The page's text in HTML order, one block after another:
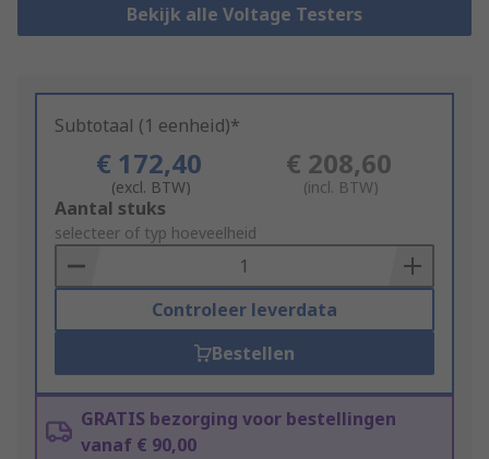
Bekijk alle Voltage Testers
Subtotaal (1 eenheid)*
€ 172,40
(excl. BTW)
€ 208,60
(incl. BTW)
Add
to
Basket
Aantal stuks
selecteer of typ hoeveelheid
Controleer leverdata
Bestellen
GRATIS bezorging voor bestellingen
vanaf € 90,00